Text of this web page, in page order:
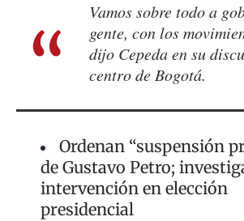
Vamos sobre todo a
gente, con los
dijo Cepeda en su
centro de Bogotá.
Ordenan “suspensión
de Gustavo Petro;
intervención en elección
presidencial